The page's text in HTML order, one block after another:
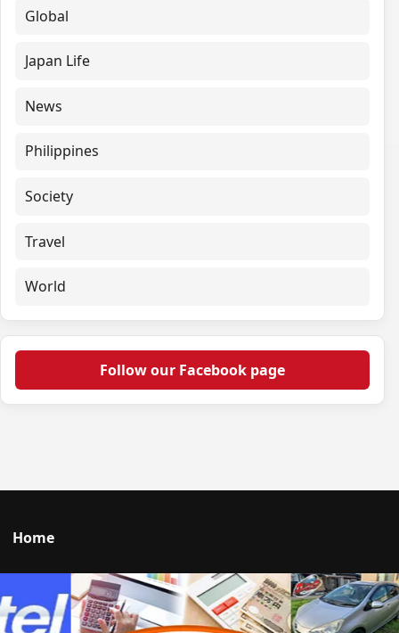
Global
Japan Life
News
Philippines
Society
Travel
World
Follow our Facebook page
Home
Talk to us
© 2026 Portal Japan. All rights reserved.